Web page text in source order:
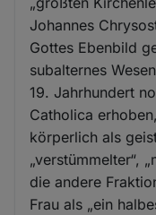
Johannes
Gottes Ebenbild
subalternes
19. Jahrhundert
Catholica
körperlich als
„verstümmelter“,
die andere
Frau als „ein